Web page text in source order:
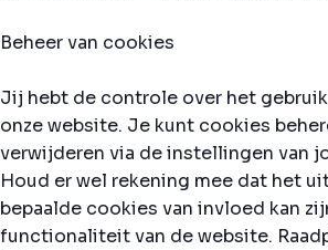
Beheer van cookies
Jij hebt de controle over het
onze website. Je kunt cookies
verwijderen via de instellingen van
Houd er wel rekening mee dat het
bepaalde cookies van invloed kan
functionaliteit van de website.